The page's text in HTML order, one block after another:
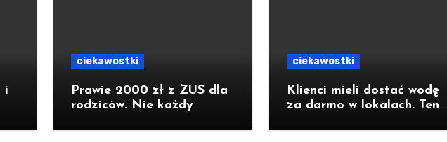
i
ciekawostki
Prawie 2000 zł z ZUS dla
rodziców. Nie każdy
konkretne warunki
ciekawostki
Klienci mieli dostać wodę
za darmo w lokalach. Ten
wejdzie w życie